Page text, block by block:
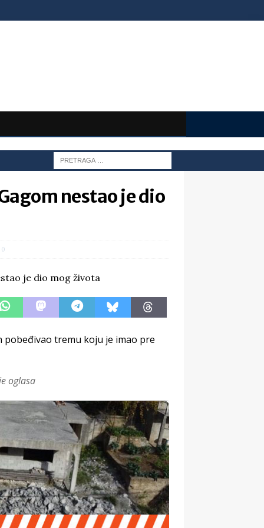
nestao je dio
0
pobeđivao tremu koju je imao pre
oglasa